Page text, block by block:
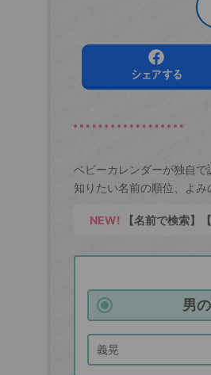
シェアする
ベビーカレンダーが独自で
知りたい名前の順位、よみ
NEW! 【名前で検索】
男